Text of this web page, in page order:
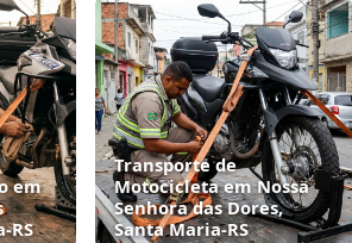
em
Transporte de
Motocicleta em Nossa
Senhora das Dores,
Santa Maria‑RS